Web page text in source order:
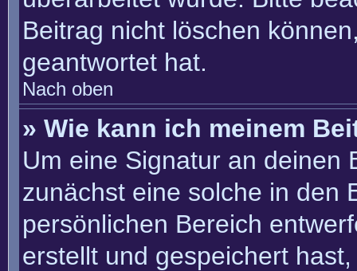
Beitrag nicht löschen
geantwortet hat.
Nach oben
» Wie kann ich meinem
Um eine Signatur an deinen
zunächst eine solche in den
persönlichen Bereich
erstellt und gespeichert